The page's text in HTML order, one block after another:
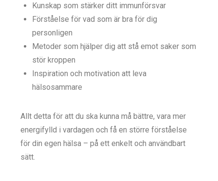
Kunskap som stärker ditt immunförsvar
Förståelse för vad som är bra för dig
personligen
Metoder som hjälper dig att stå emot saker som
stör kroppen
Inspiration och motivation att leva
hälsosammare
Allt detta för att du ska kunna må bättre, vara mer
energifylld i vardagen och få en större förståelse
för din egen hälsa – på ett enkelt och användbart
sätt.